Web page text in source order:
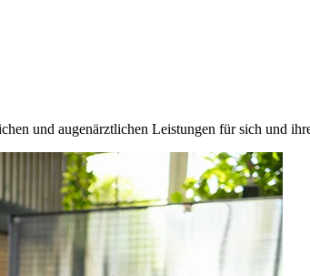
und augenärztlichen Leistungen für sich und